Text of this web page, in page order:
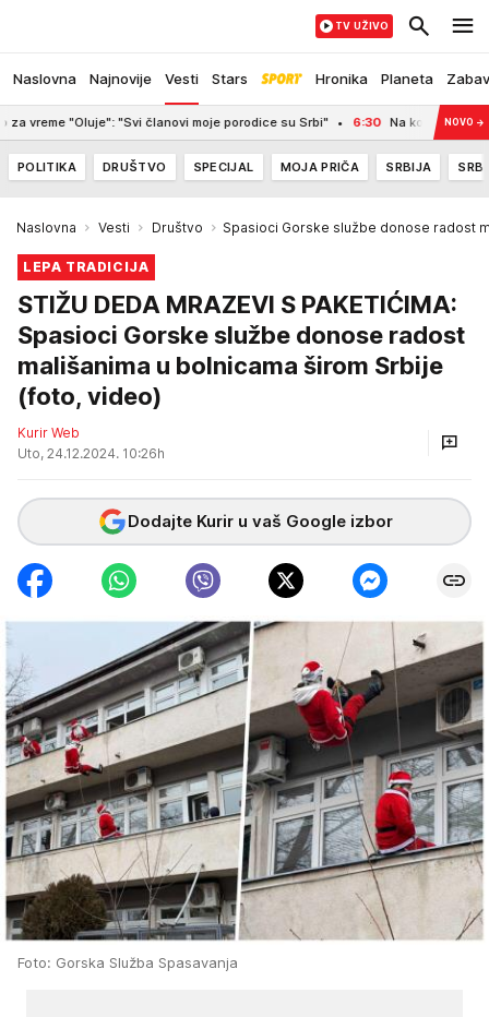
Naslovna Najnovije Vesti Stars Hronika Planeta
TV UŽIVO
"Svi članovi moje porodice su Srbi" 6:30 Na koji način će biti NOVO →
POLITIKA DRUŠTVO SPECIJAL MOJA PRIČA SRBIJA
Naslovna Vesti Društvo Spasioci Gorske službe donose radost
LEPA TRADICIJA
STIŽU DEDA MRAZEVI S PAKETIĆIMA:
Spasioci Gorske službe donose radost
mališanima u bolnicama širom Srbije
(foto, video)
Kurir Web
Uto, 24.12.2024. 10:26h
Dodajte Kurir u vaš Google izbor
Foto: Gorska Služba Spasavanja